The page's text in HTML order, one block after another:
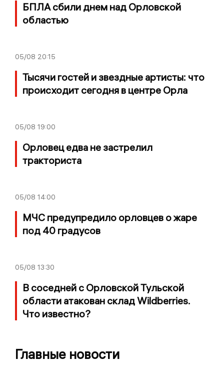
БПЛА сбили днем над Орловской
областью
05/08 20:15
Тысячи гостей и звездные артисты: что
происходит сегодня в центре Орла
05/08 19:00
Орловец едва не застрелил
тракториста
05/08 14:00
МЧС предупредило орловцев о жаре
под 40 градусов
05/08 13:30
В соседней с Орловской Тульской
области атакован склад Wildberries.
Что известно?
Главные новости